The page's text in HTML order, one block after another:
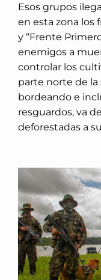
Esos grupos
en esta zona los
y “Frente
enemigos a
controlar los
parte norte de la
bordeando e
resguardos, va
deforestadas a